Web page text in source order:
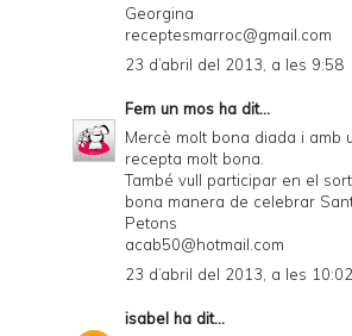
Georgina
receptesmarroc@gmail.com
23 d’abril del 2013, a les 9:58
Fem un mos ha dit...
Mercè molt bona diada i amb
recepta molt bona.
També vull participar en el
bona manera de celebrar
Petons
acab50@hotmail.com
23 d’abril del 2013, a les 10:02
isabel ha dit...